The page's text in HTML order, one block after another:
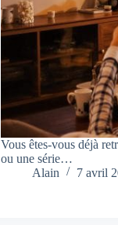
Vous êtes-vous déjà
ou une série…
Alain
7 avril